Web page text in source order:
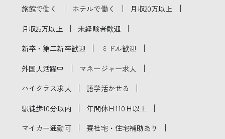
旅館で働く ｜ ホテルで働く ｜ 月収20万以上 ｜
月収25万以上 ｜ 未経験者歓迎 ｜
新卒・第二新卒歓迎 ｜ ミドル歓迎 ｜
外国人活躍中 ｜ マネージャー求人 ｜
ハイクラス求人 ｜ 語学活かせる ｜
駅徒歩10分以内 ｜ 年間休日110日以上 ｜
マイカー通勤可 ｜ 寮社宅・住宅補助あり ｜